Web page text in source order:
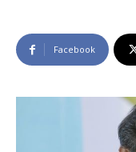
Facebook